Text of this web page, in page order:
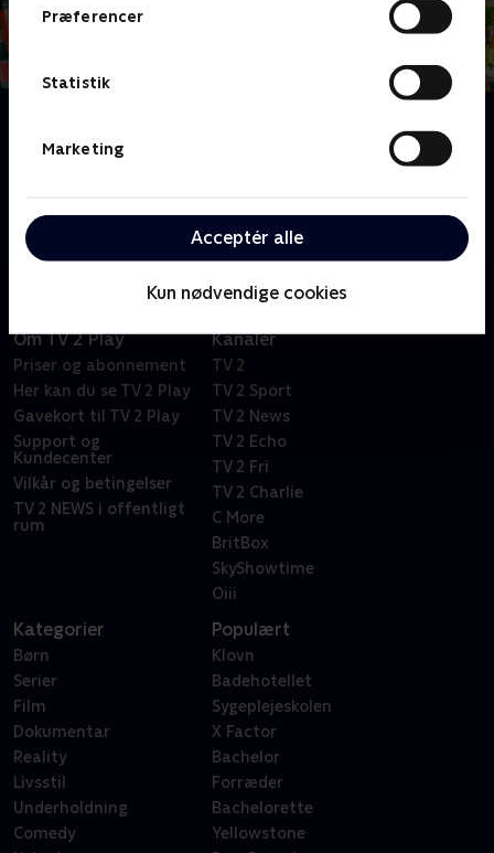
Præferencer
Statistik
Marketing
Acceptér alle
Kun nødvendige cookies
Bag hver femte dør i hovedstadsområdet gemmer
for at lave deres livretter.
Om TV 2 Play
Priser og abonnement
Her kan du se TV 2 Play
Gavekort til TV 2 Play
Support og
Kundecenter
Vilkår og betingelser
TV 2 NEWS i offentligt
rum
Kanaler
TV 2
TV 2 Sport
TV 2 News
TV 2 Echo
TV 2 Fri
TV 2 Charlie
C More
BritBox
SkyShowtime
Oiii
Kategorier
Børn
Serier
Film
Dokumentar
Reality
Livsstil
Underholdning
Comedy
Populært
Klovn
Badehotellet
Sygeplejeskolen
X Factor
Bachelor
Forræder
Bachelorette
Yellowstone